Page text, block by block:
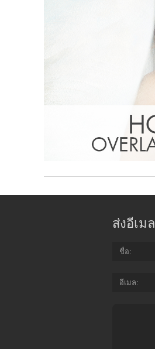
ส่งอีเมล
ชื่อ
อีเมล